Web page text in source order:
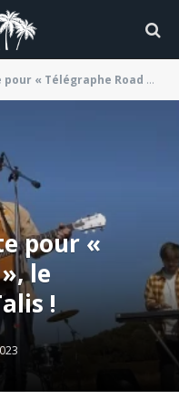
Road », le nouveau clip de Talis !
pour «
le
!